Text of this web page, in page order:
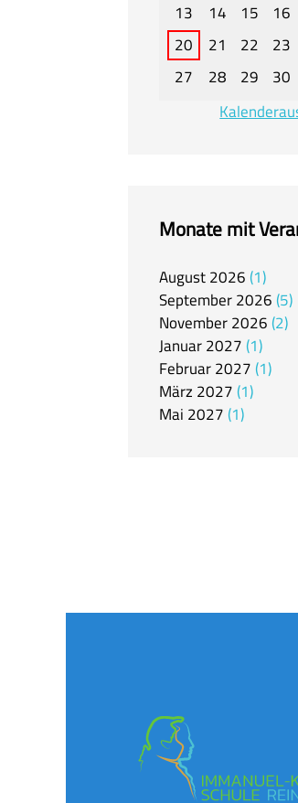
13
14 15 16
20
21 22 23
27
28 29
30
Monate mit
August2026 1
September2026 5
November2026 2
Januar2027 1
Februar2027 1
März 2027 1
Mai 2027 1